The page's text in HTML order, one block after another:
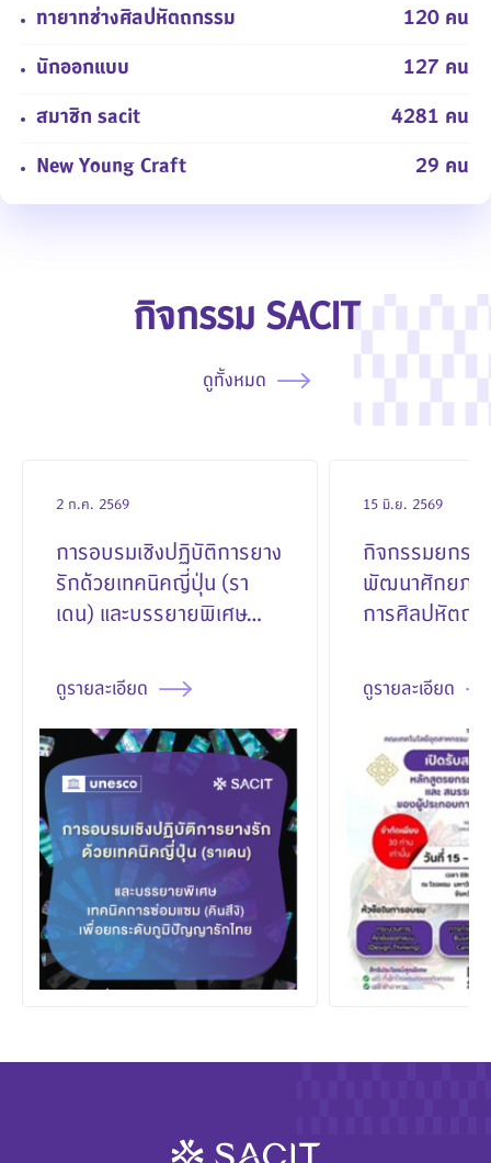
ทายาทช่างศิลปหัตถกรรม
120 คน
นักออกแบบ
127 คน
สมาชิก sacit
4281 คน
New Young Craft
29 คน
กิจกรรม SACIT
ดูทั้งหมด
2 ก.ค. 2569
การอบรมเชิงปฏิบัติการยาง
รักด้วยเทคนิคญี่ปุ่น (รา
เดน) และบรรยายพิเศษ
เพื่อยกระดับภูมิปัญญารัก
ไทย
ดูรายละเอียด
15 มิ.ย. 2569
กิจกรรมยกระ
พัฒนาศักยภา
การศิลปหัตถก
ดูรายละเอียด